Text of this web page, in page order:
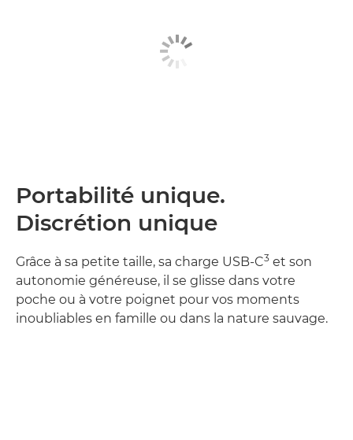
Portabilité unique.
Discrétion unique
Grâce à sa petite taille, sa charge USB-C3 et son
autonomie généreuse, il se glisse dans votre
poche ou à votre poignet pour vos moments
inoubliables en famille ou dans la nature sauvage.